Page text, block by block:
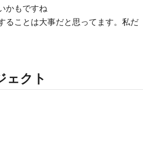
かもですね
ることは大事だと思ってます。私だ
ェクト